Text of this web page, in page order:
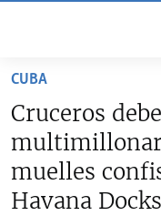
accesibilidad
contenido
principal
CUBA
CUBA
DERECHOS HUMANOS
ESTADOS UNIDOS
ESTADOS UNIDOS
AMÉRICA LATINA
CUBA
Cruceros
muelles
Havana Docks